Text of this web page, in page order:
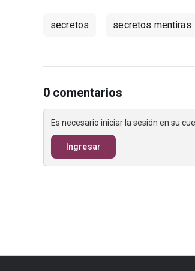
secretos secretos mentiras
0 comentarios
Es necesario iniciar la sesión en su
Ingresar